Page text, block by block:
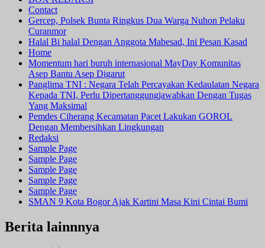
Contact
Gercep, Polsek Bunta Ringkus Dua Warga Nuhon Pelaku
Curanmor
Halal Bi halal Dengan Anggota Mabesad, Ini Pesan Kasad
Home
Momentum hari buruh internasional MayDay Komunitas
Asep Bantu Asep Digarut
Panglima TNI : Negara Telah Percayakan Kedaulatan Negara
Kepada TNI, Perlu Dipertanggungjawabkan Dengan Tugas
Yang Maksimal
Pemdes Ciherang Kecamatan Pacet Lakukan GOROL
Dengan Membersihkan Lingkungan
Redaksi
Sample Page
Sample Page
Sample Page
Sample Page
Sample Page
SMAN 9 Kota Bogor Ajak Kartini Masa Kini Cintai Bumi
Berita lainnnya